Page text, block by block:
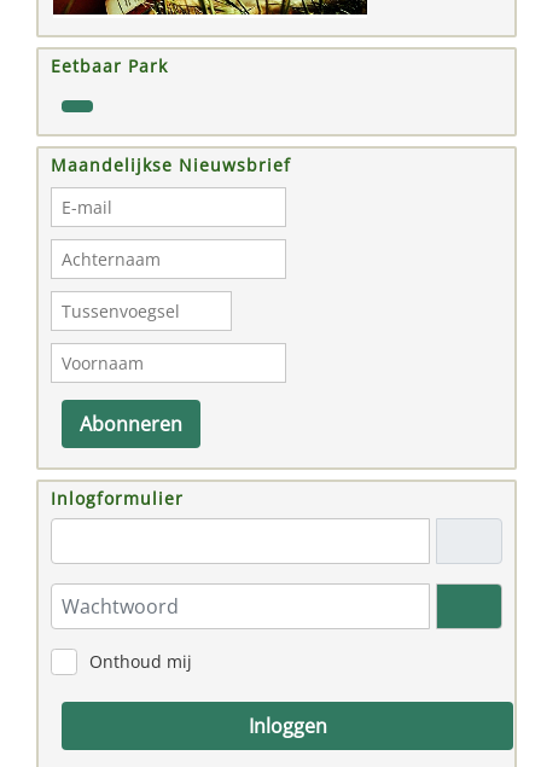
Eetbaar Park
Maandelijkse Nieuwsbrief
Abonneren
Inlogformulier
Wachtwoord
Toon
Onthoud mij
Inloggen